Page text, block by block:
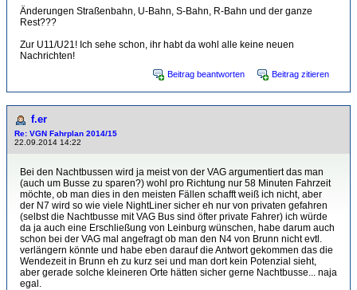
Änderungen Straßenbahn, U-Bahn, S-Bahn, R-Bahn und der ganze
Rest???
Zur U11/U21! Ich sehe schon, ihr habt da wohl alle keine neuen
Nachrichten!
Beitrag beantworten Beitrag zitieren
f.er
Re: VGN Fahrplan 2014/15
22.09.2014 14:22
Bei den Nachtbussen wird ja meist von der VAG argumentiert das man
(auch um Busse zu sparen?) wohl pro Richtung nur 58 Minuten Fahrzeit
möchte, ob man dies in den meisten Fällen schafft weiß ich nicht, aber
der N7 wird so wie viele NightLiner sicher eh nur von privaten gefahren
(selbst die Nachtbusse mit VAG Bus sind öfter private Fahrer) ich würde
da ja auch eine Erschließung von Leinburg wünschen, habe darum auch
schon bei der VAG mal angefragt ob man den N4 von Brunn nicht evtl.
verlängern könnte und habe eben darauf die Antwort gekommen das die
Wendezeit in Brunn eh zu kurz sei und man dort kein Potenzial sieht,
aber gerade solche kleineren Orte hätten sicher gerne Nachtbusse... naja
egal.